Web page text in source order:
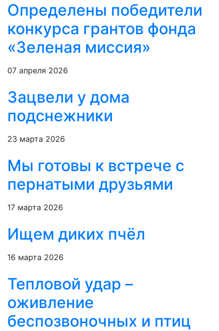
Определены победители
конкурса грантов фонда
«Зеленая миссия»
07 апреля 2026
Зацвели у дома
подснежники
23 марта 2026
Мы готовы к встрече с
пернатыми друзьями
17 марта 2026
Ищем диких пчёл
16 марта 2026
Тепловой удар –
оживление
беспозвоночных и птиц